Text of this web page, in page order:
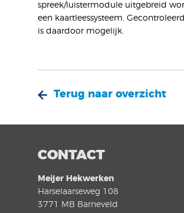
spreek/luistermodule uitgebreid
een kaartleessysteem.
is daardoor mogelijk.
Terug naar overzicht
CONTACT
Meijer Hekwerken
Harselaarseweg 108
3771 MB Barneveld